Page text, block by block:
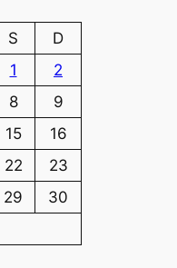
S
D
1
2
8
9
15
16
22
23
29
30